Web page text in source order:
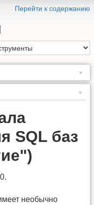
Перейти к содержанию
SQL баз
необычно